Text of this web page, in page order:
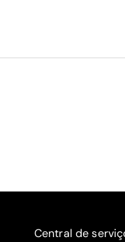
Central de